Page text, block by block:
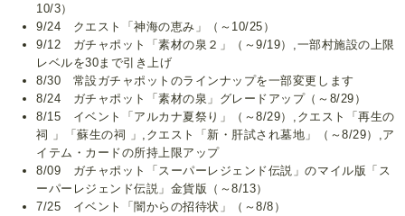
10/3）
9/24 クエスト「神海の恵み」（～10/25）
9/12 ガチャポット「素材の泉２」（～9/19）,一部村施設の上限
レベルを30まで引き上げ
8/30 常設ガチャポットのラインナップを一部変更します
8/24 ガチャポット「素材の泉」グレードアップ（～8/29）
8/15 イベント「アルカナ夏祭り」（～8/29）,クエスト「再生の
祠 」「蘇生の祠 」,クエスト「新・肝試され墓地」（～8/29）,ア
イテム・カードの所持上限アップ
8/09 ガチャポット「スーパーレジェンド伝説」のマイル版「ス
ーパーレジェンド伝説」金貨版（～8/13）
7/25 イベント「闇からの招待状」（～8/8）